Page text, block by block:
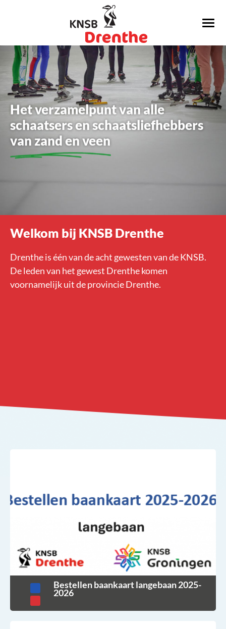
Het verzamelpunt van alle
schaatsers en schaatsliefhebbers
van zand en veen
Welkom bij KNSB Drenthe
Drenthe is één van de acht gewesten van de KNSB.
De leden van het gewest Drenthe komen
voornamelijk uit de provincie Drenthe.
Bestellen baankaart langebaan 2025-
2026